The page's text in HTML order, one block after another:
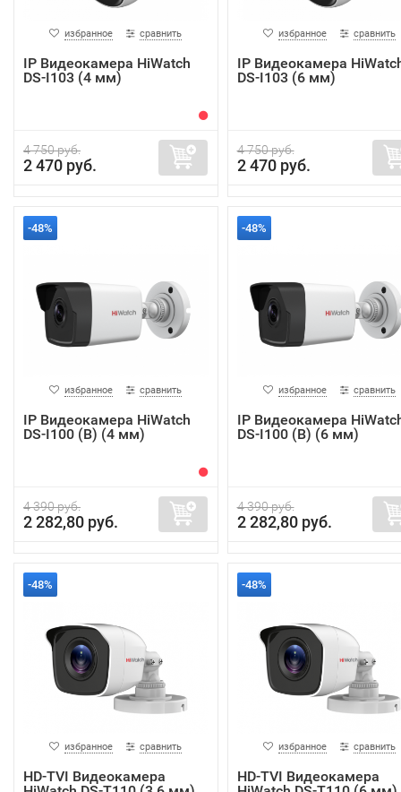
избранное сравнить
IP Видеокамера HiWatch
DS-I103 (4 мм)
4 750 руб.
2 470 руб.
избранное сравнить
IP Видеокамера
DS-I103 (6 мм)
4 750 руб.
2 470 руб.
-48%
избранное сравнить
IP Видеокамера HiWatch
DS-I100 (B) (4 мм)
4 390 руб.
2 282,80 руб.
-48%
избранное сравнить
IP Видеокамера
DS-I100 (B) (6 мм)
4 390 руб.
2 282,80 руб.
-48%
избранное сравнить
HD-TVI Видеокамера
-48%
избранное сравнить
HD-TVI Видеокамера